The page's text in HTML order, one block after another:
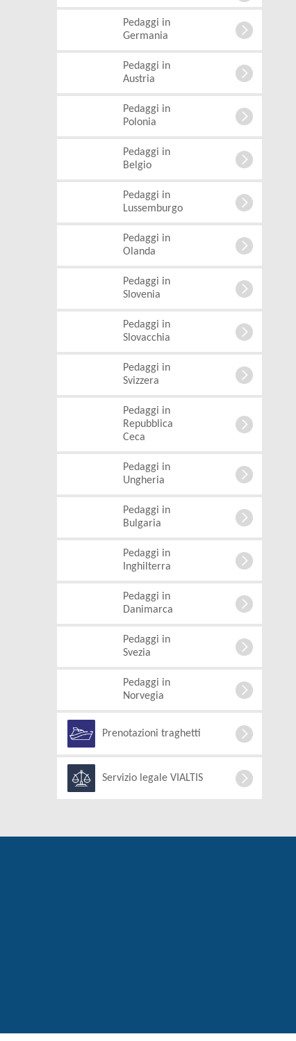
Pedaggi in
Germania
Pedaggi in
Austria
Pedaggi in
Polonia
Pedaggi in
Belgio
Pedaggi in
Lussemburgo
Pedaggi in
Olanda
Pedaggi in
Slovenia
Pedaggi in
Slovacchia
Pedaggi in
Svizzera
Pedaggi in
Repubblica
Ceca
Pedaggi in
Ungheria
Pedaggi in
Bulgaria
Pedaggi in
Inghilterra
Pedaggi in
Danimarca
Pedaggi in
Svezia
Pedaggi in
Norvegia
Prenotazioni traghetti
Servizio legale VIALTIS